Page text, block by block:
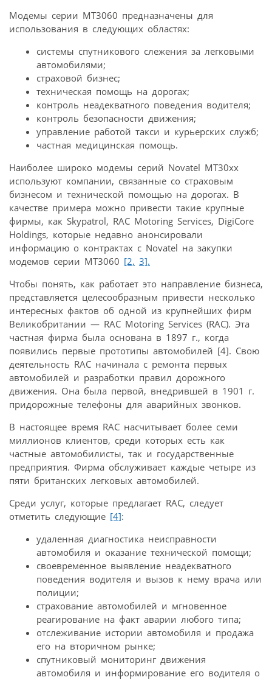
Модемы серии МТ3060 предназначены для
использования в следующих областях:
системы спутникового слежения за легковыми
автомобилями;
страховой бизнес;
техническая помощь на дорогах;
контроль неадекватного поведения водителя;
контроль безопасности движения;
управление работой такси и курьерских служб;
частная медицинская помощь.
Наиболее широко модемы серий Novatel MT30xx
используют компании, связанные со страховым
бизнесом и технической помощью на дорогах. В
качестве примера можно привести такие крупные
фирмы, как Skypatrol, RAC Motoring Services, DigiCore
Holdings, которые недавно анонсировали
информацию о контрактах с Novatel на закупки
модемов серии МТ3060 [2, 3].
Чтобы понять, как работает это направление бизнеса,
представляется целесообразным привести несколько
интересных фактов об одной из крупнейших фирм
Великобритании — RAC Motoring Services (RAC). Эта
частная фирма была основана в 1897 г., когда
появились первые прототипы автомобилей [4]. Свою
деятельность RAC начинала с ремонта первых
автомобилей и разработки правил дорожного
движения. Она была первой, внедрившей в 1901 г.
придорожные телефоны для аварийных звонков.
В настоящее время RAC насчитывает более семи
миллионов клиентов, среди которых есть как
частные автомобилисты, так и государственные
предприятия. Фирма обслуживает каждые четыре из
пяти британских легковых автомобилей.
Среди услуг, которые предлагает RAC, следует
отметить следующие [4]:
удаленная диагностика неисправности
автомобиля и оказание технической помощи;
своевременное выявление неадекватного
поведения водителя и вызов к нему врача или
полиции;
страхование автомобилей и мгновенное
реагирование на факт аварии любого типа;
отслеживание истории автомобиля и продажа
его на вторичном рынке;
спутниковый мониторинг движения
автомобиля и информирование его водителя о